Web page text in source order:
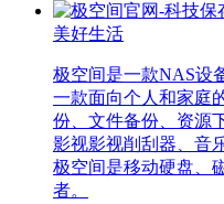
美好生活
极空间是一款NAS设
一款面向个人和家庭
份、文件备份、资源
影视影视削刮器、音
极空间是移动硬盘、
者。